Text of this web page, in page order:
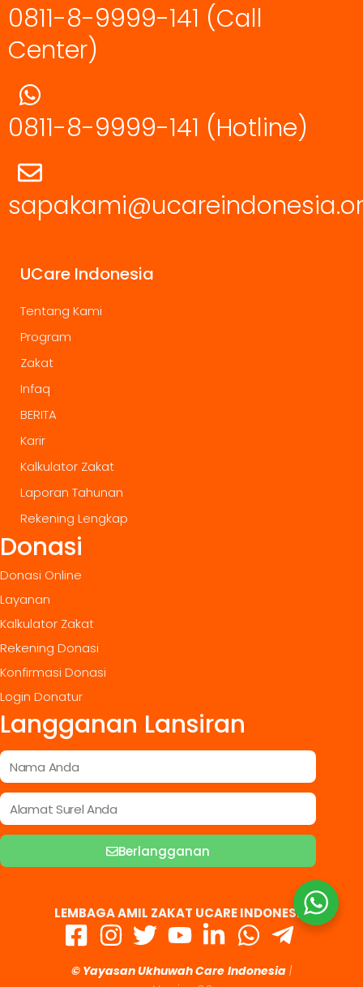
0811-8-9999-141 (Call
Center)
0811-8-9999-141 (Hotline)
UCare Indonesia
Tentang Kami
Program
Zakat
Infaq
BERITA
Karir
Kalkulator Zakat
Laporan Tahunan
Rekening Lengkap
Donasi
Donasi Online
Layanan
Kalkulator Zakat
Rekening Donasi
Konfirmasi Donasi
Login Donatur
Langganan Lansiran
Berlangganan
LEMBAGA AMIL ZAKAT UCARE INDONESIA
© Yayasan Ukhuwah Care Indonesia |